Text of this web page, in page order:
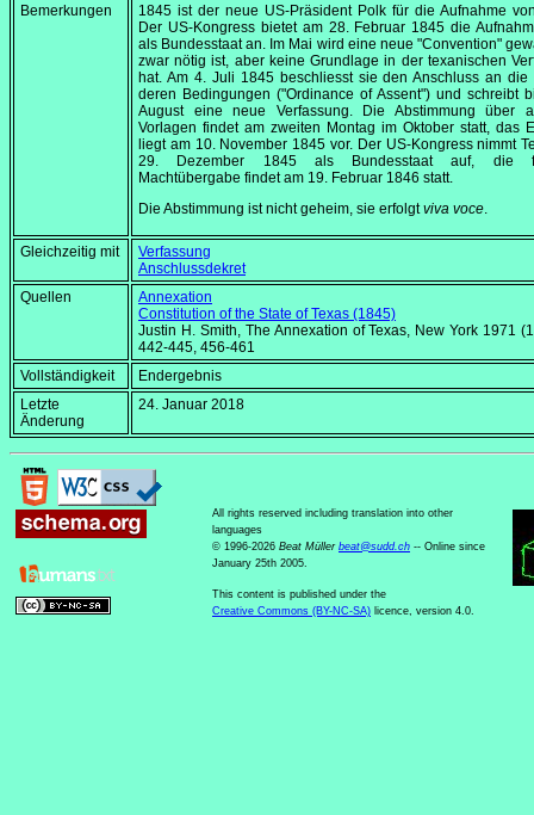
Bemerkungen
1845 ist der neue US-Präsident Polk für die Aufnahme
Der US-Kongress bietet am 28. Februar 1845 die
als Bundesstaat an. Im Mai wird eine neue "Convention"
zwar nötig ist, aber keine Grundlage in der texanischen
hat. Am 4. Juli 1845beschliesst sie den Anschluss an die
deren Bedingungen ("Ordinance of Assent") und schreibt
August eine neue Verfassung. Die Abstimmung über
Vorlagen findet am zweiten Montag im Oktober statt, das
liegt am 10. November 1845 vor. Der US-Kongress nimmt
29. Dezember 1845als Bundesstaat auf, die
Machtübergabe findet am 19. Februar 1846 statt.
Die Abstimmung ist nicht geheim, sie erfolgtviva voce.
Gleichzeitig mit
Verfassung
Anschlussdekret
Quellen
Annexation
Constitution of the State of Texas (1845)
Justin H. Smith, The Annexation of Texas, New York 1971
442-445, 456-461
Vollständigkeit
Endergebnis
Letzte
Änderung
24. Januar 2018
All rights reserved including translation into other
languages
© 1996-2026 Beat Müller beat@sudd.ch -- Online since
January 25th 2005.
This content is published under the
Creative Commons (BY-NC-SA) licence, version 4.0.